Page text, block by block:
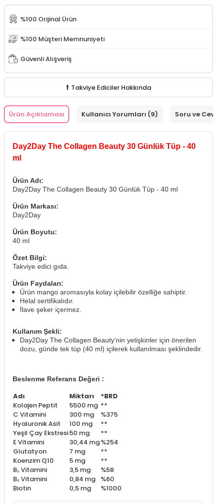
%100 Orijinal Ürün
%100 Müşteri Memnuniyeti
Güvenli Alışveriş
Takviye Ediciler Hakkında
Ürün Açıklaması Kullanıcı Yorumları (9) Soru ve
Day2Day The Collagen Beauty 30 Günlük Tüp - 40
ml
Ürün Adı:
Day2Day The Collagen Beauty 30 Günlük Tüp - 40 ml
Ürün Markası:
Day2Day
Ürün Boyutu:
40 ml
Özet Bilgi:
Takviye edici gıda.
Ürün Faydaları:
Ürün mango aromasıyla kolay içilebilir özelliğe sahiptir.
Helal sertifikalıdır.
İlave şeker içermez.
Kullanım Şekli:
Day2Day The Collagen Beauty’nin yetişkinler için önerilen
dozu, günde tek tüp (40 ml) içilerek kullanılması şeklindedir.
Beslenme Referans Değeri :
Adı Miktarı
*BRD
Kolajen Peptit
5500 mg **
C Vitamini
300 mg
%375
Hyaluronik Asit
100 mg
**
Yeşil Çay Ekstresi50 mg
**
E Vitamini
30,44 mg%254
Glutatyon
7 mg
**
Koenzim Q10
5 mg
**
B₅ Vitamini
3,5 mg
%58
B₆ Vitamini
0,84 mg
%60
Biotin
0,5 mg %1000